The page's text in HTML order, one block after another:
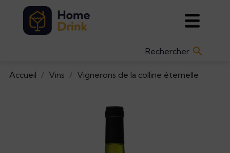

Accueil Vins Vignerons de la colline éternelle